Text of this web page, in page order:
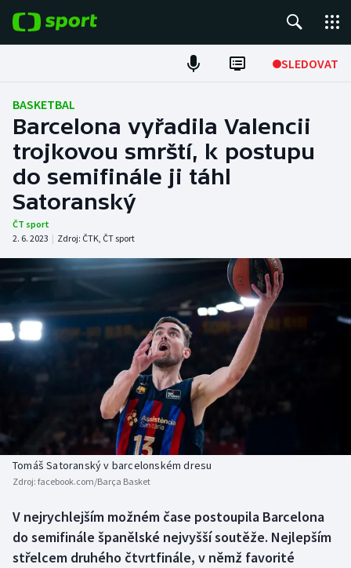
SLEDOVAT
Fotbal
Hokej
Tenis
Atletika
DALŠÍ SPORTY
Americký fotbal
Baseball a softbal
Biatlon
Boby a skeleton
Box
Curling
NEPŘEHLÉDNĚTE
Soutěže
Historické návraty
Aplikace ČT sport
AZ kvíz
BASKETBAL
Barcelona vyřadila Valencii
trojkovou smrští, k postupu
do semifinále ji táhl
Satoranský
ČT sport
2. 6. 2023 | Zdroj: ČTK, ČT sport
Tomáš Satoranský v barcelonském dresu
Zdroj: facebook.com/Barça Basket
V nejrychlejším možném čase postoupila Barcelona
do semifinále španělské nejvyšší soutěže. Nejlepším
střelcem druhého čtvrtfinále, v němž favorité